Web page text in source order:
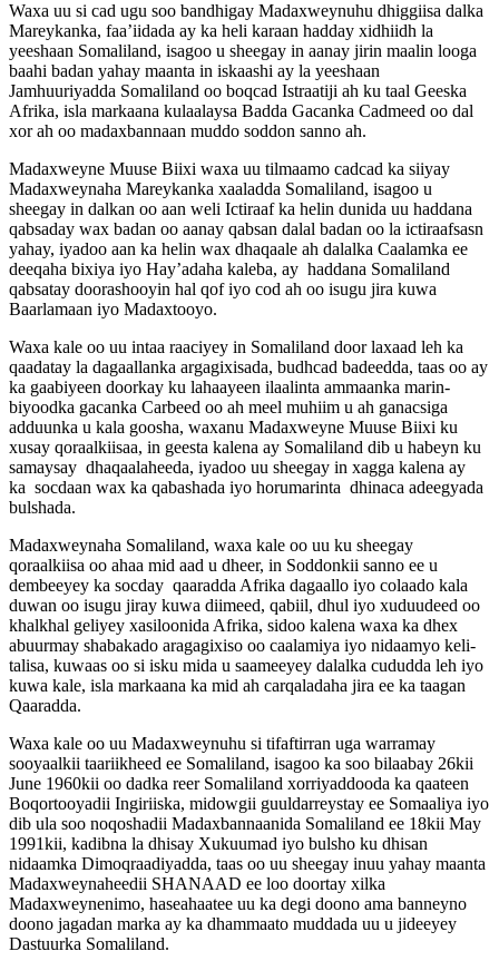
Waxa uu si cad ugu soo bandhigay Madaxweynuhu dhiggiisa dalka
Mareykanka, faa’iidada ay ka heli karaan hadday xidhiidh la
yeeshaan Somaliland, isagoo u sheegay in aanay jirin maalin looga
baahi badan yahay maanta in iskaashi ay la yeeshaan
Jamhuuriyadda Somaliland oo boqcad Istraatiji ah ku taal Geeska
Afrika, isla markaana kulaalaysa Badda Gacanka Cadmeed oo dal
xor ah oo madaxbannaan muddo soddon sanno ah.
Madaxweyne Muuse Biixi waxa uu tilmaamo cadcad ka siiyay
Madaxweynaha Mareykanka xaaladda Somaliland, isagoo u
sheegay in dalkan oo aan weli Ictiraaf ka helin dunida uu haddana
qabsaday wax badan oo aanay qabsan dalal badan oo la ictiraafsasn
yahay, iyadoo aan ka helin wax dhaqaale ah dalalka Caalamka ee
deeqaha bixiya iyo Hay’adaha kaleba, ay haddana Somaliland
qabsatay doorashooyin hal qof iyo cod ah oo isugu jira kuwa
Baarlamaan iyo Madaxtooyo.
Waxa kale oo uu intaa raaciyey in Somaliland door laxaad leh ka
qaadatay la dagaallanka argagixisada, budhcad badeedda, taas oo ay
ka gaabiyeen doorkay ku lahaayeen ilaalinta ammaanka marin-
biyoodka gacanka Carbeed oo ah meel muhiim u ah ganacsiga
adduunka u kala goosha, waxanu Madaxweyne Muuse Biixi ku
xusay qoraalkiisaa, in geesta kalena ay Somaliland dib u habeyn ku
samaysay dhaqaalaheeda, iyadoo uu sheegay in xagga kalena ay
ka socdaan wax ka qabashada iyo horumarinta dhinaca adeegyada
bulshada.
Madaxweynaha Somaliland, waxa kale oo uu ku sheegay
qoraalkiisa oo ahaa mid aad u dheer, in Soddonkii sanno ee u
dembeeyey ka socday qaaradda Afrika dagaallo iyo colaado kala
duwan oo isugu jiray kuwa diimeed, qabiil, dhul iyo xuduudeed oo
khalkhal geliyey xasiloonida Afrika, sidoo kalena waxa ka dhex
abuurmay shabakado aragagixiso oo caalamiya iyo nidaamyo keli-
talisa, kuwaas oo si isku mida u saameeyey dalalka cududda leh iyo
kuwa kale, isla markaana ka mid ah carqaladaha jira ee ka taagan
Qaaradda.
Waxa kale oo uu Madaxweynuhu si tifaftirran uga warramay
sooyaalkii taariikheed ee Somaliland, isagoo ka soo bilaabay 26kii
June 1960kii oo dadka reer Somaliland xorriyaddooda ka qaateen
Boqortooyadii Ingiriiska, midowgii guuldarreystay ee Somaaliya iyo
dib ula soo noqoshadii Madaxbannaanida Somaliland ee 18kii May
1991kii, kadibna la dhisay Xukuumad iyo bulsho ku dhisan
nidaamka Dimoqraadiyadda, taas oo uu sheegay inuu yahay maanta
Madaxweynaheedii SHANAAD ee loo doortay xilka
Madaxweynenimo, haseahaatee uu ka degi doono ama banneyno
doono jagadan marka ay ka dhammaato muddada uu u jideeyey
Dastuurka Somaliland.